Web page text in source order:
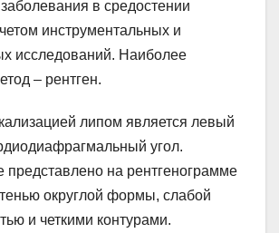
в средостении
инструментальных и
исследований. Наиболее
– рентген.
липом является левый
угол.
представлено на рентгенограмме
округлой формы, слабой
и четкими контурами.